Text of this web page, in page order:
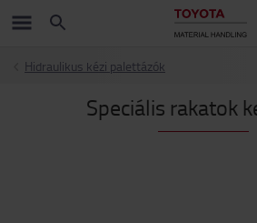
Hidraulikus kézi palettázók
Speciális rakatok